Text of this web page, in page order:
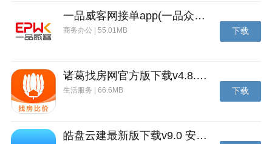
3、接着我们登录未成年人使用的账号，选择游戏【蛋
仔派对】然后选择【退款金额】。
一品威客网接单app(一品众包)下载v2.7.1 安卓最新版
商务办公 | 55.01MB 下载
诸葛找房网官方版下载v4.8.1.1 安卓最新版
生活服务 | 66.6MB 下载
皓盘云建最新版下载v9.0 安卓版